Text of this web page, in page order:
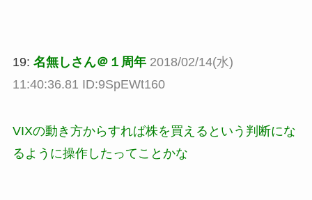
19: 名無しさん＠１周年 2018/02/14(水)
11:40:36.81 ID:9SpEWt160
VIXの動き方からすれば株を買えるという判断にな
るように操作したってことかな